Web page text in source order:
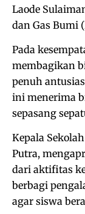
Laode
dan Gas Bumi
Pada
membagikan
penuh
ini menerima
sepasang
Kepala
Putra,
dari aktifitas
berbagi
agar siswa